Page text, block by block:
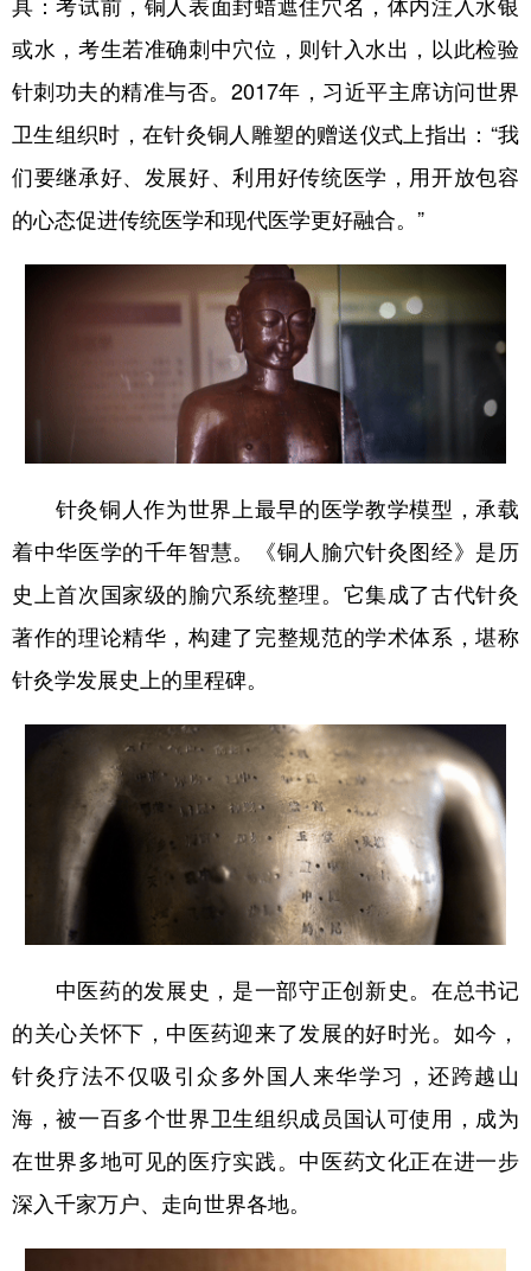
具：考试前，铜人表面封蜡遮住穴名，体内注入水银
或水，考生若准确刺中穴位，则针入水出，以此检验
针刺功夫的精准与否。2017年，习近平主席访问世界
卫生组织时，在针灸铜人雕塑的赠送仪式上指出：“我
们要继承好、发展好、利用好传统医学，用开放包容
的心态促进传统医学和现代医学更好融合。”
针灸铜人作为世界上最早的医学教学模型，承载
着中华医学的千年智慧。《铜人腧穴针灸图经》是历
史上首次国家级的腧穴系统整理。它集成了古代针灸
著作的理论精华，构建了完整规范的学术体系，堪称
针灸学发展史上的里程碑。
中医药的发展史，是一部守正创新史。在总书记
的关心关怀下，中医药迎来了发展的好时光。如今，
针灸疗法不仅吸引众多外国人来华学习，还跨越山
海，被一百多个世界卫生组织成员国认可使用，成为
在世界多地可见的医疗实践。中医药文化正在进一步
深入千家万户、走向世界各地。